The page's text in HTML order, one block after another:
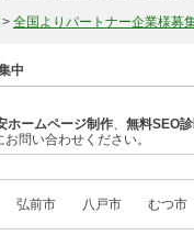
> 全国よりパートナー企業様募
中
ホームページ制作、 無料SEO
問い合わせください。
弘前市 八戸市 むつ市